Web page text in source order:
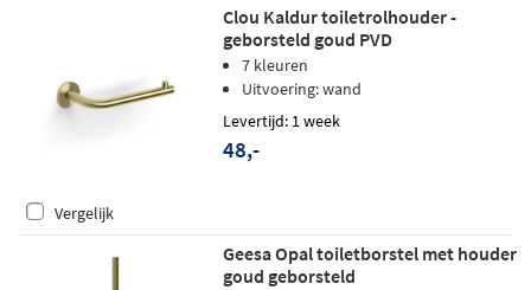
Clou Kaldur toiletrolhouder -
geborsteld goud PVD
7 kleuren
Uitvoering: wand
Levertijd: 1 week
48,-
Vergelijk
Geesa Opal toiletborstel met houder
goud geborsteld